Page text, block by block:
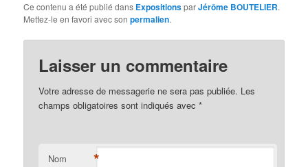
Ce contenu a été publié dans ExpositionsparJérôme BOUTELIER.
Mettez-le en favori avec sonpermalien.
Laisser un commentaire
Votre adresse de messagerie ne sera pas publiée. Les
champs obligatoires sont indiqués avec*
Nom *